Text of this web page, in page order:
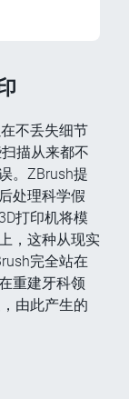
不丢失细节
描从来都不
。ZBrush提
处理科学假
打印机将模
，这种从现实
完全站在
重建牙科领
由此产生的